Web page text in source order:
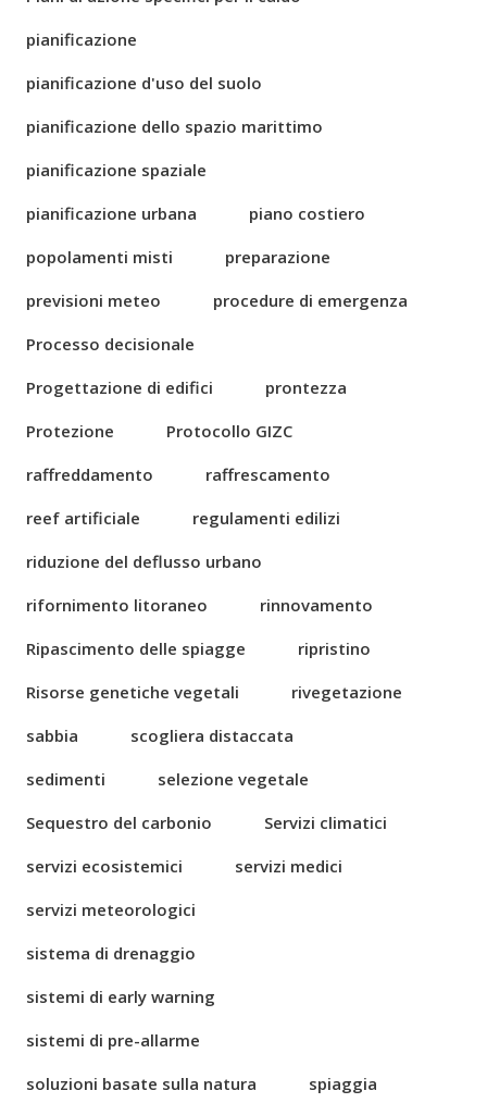
pianificazione
pianificazione d'uso del suolo
pianificazione dello spazio marittimo
pianificazione spaziale
pianificazione urbana
piano costiero
popolamenti misti
preparazione
previsioni meteo
procedure di emergenza
Processo decisionale
Progettazione di edifici
prontezza
Protezione
Protocollo GIZC
raffreddamento
raffrescamento
reef artificiale
regulamenti edilizi
riduzione del deflusso urbano
rifornimento litoraneo
rinnovamento
Ripascimento delle spiagge
ripristino
Risorse genetiche vegetali
rivegetazione
sabbia
scogliera distaccata
sedimenti
selezione vegetale
Sequestro del carbonio
Servizi climatici
servizi ecosistemici
servizi medici
servizi meteorologici
sistema di drenaggio
sistemi di early warning
sistemi di pre-allarme
soluzioni basate sulla natura
spiaggia